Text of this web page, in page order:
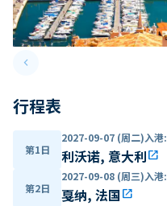
keyboard_arrow_leftPrevious slide
行程表
第1日
2027-09-07 (周二)入港:
利沃诺, 意大利open_in_new
第2日
2027-09-08 (周三)入港:
戛纳, 法国open_in_new